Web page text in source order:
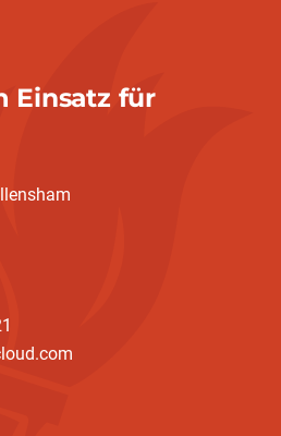
Einsatz für